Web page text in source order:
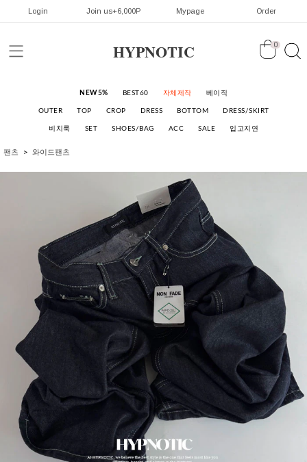
Login Join us+6,000P Mypage Order
HYPNOTIC 0
NEW5% BEST60 자체제작 베이직
OUTER TOP CROP DRESS BOTTOM DRESS/SKIRT
비치룩 SET SHOES/BAG ACC SALE 입고지연
팬츠 와이드팬츠